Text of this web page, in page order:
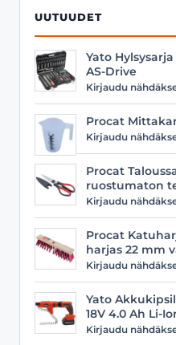
UUTUUDET
Yato Hylsysarja
AS-Drive
Kirjaudu
Procat
Kirjaudu
Procat
ruostumaton
Kirjaudu
Procat
harjas 22 mm
Kirjaudu
Yato
18V 4.0 Ah Li-
Kirjaudu